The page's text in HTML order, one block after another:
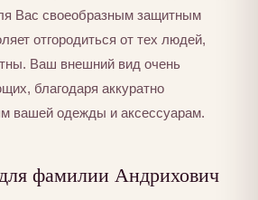
Вас своеобразным защитным
отгородиться от тех людей,
Ваш внешний вид очень
благодаря аккуратно
вашей одежды и аксессуарам.
фамилии Андрихович